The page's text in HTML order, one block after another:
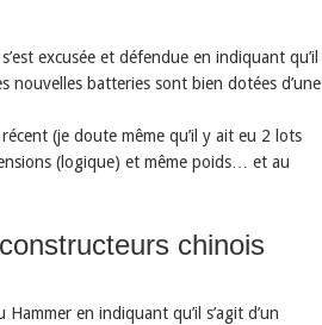
excusée et défendue en indiquant qu’il
nouvelles batteries sont bien dotées d’une
(je doute même qu’il y ait eu 2 lots
(logique) et même poids… et au
chinois
en indiquant qu’il s’agit d’un